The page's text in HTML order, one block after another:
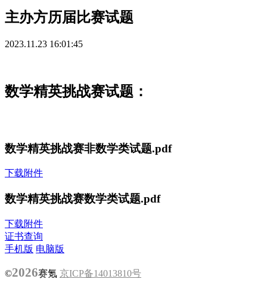
主办方历届比赛试题
2023.11.23 16:01:45
数学精英挑战赛试题：
数学精英挑战赛非数学类试题.pdf
下载附件
数学精英挑战赛数学类试题.pdf
下载附件
证书查询
手机版 电脑版
©2026赛氪 京ICP备14013810号